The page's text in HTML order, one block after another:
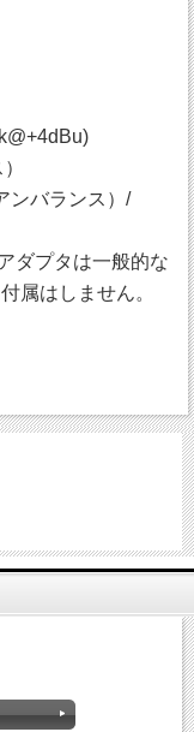
ンバランス）/
ダプタは一般的な
属はしません。